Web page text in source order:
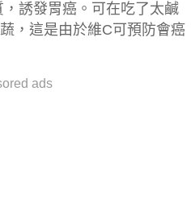
誘發胃癌。可在吃了太鹹
，這是由於維C可預防會癌
ads